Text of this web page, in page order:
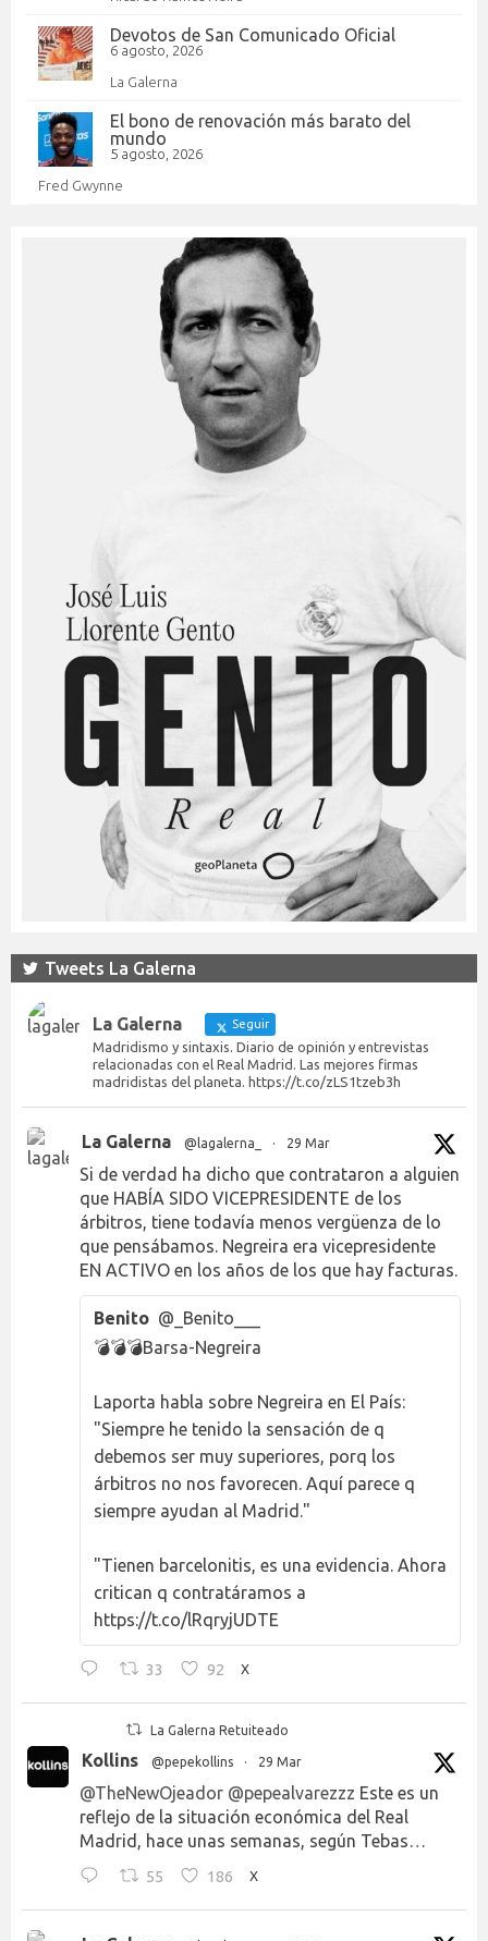
Devotos de San Comunicado Oficial
6 agosto, 2026
La Galerna
El bono de renovación más barato del
mundo
5 agosto, 2026
Fred Gwynne
Tweets La Galerna
La Galerna Seguir
Madridismo y sintaxis. Diario de opinión y entrevistas
relacionadas con el Real Madrid. Las mejores firmas
madridistas del planeta. https://t.co/zLS1tzeb3h
La Galerna @lagalerna_ · 29 Mar
Si de verdad ha dicho que contrataron a alguien
que HABÍA SIDO VICEPRESIDENTE de los
árbitros, tiene todavía menos vergüenza de lo
que pensábamos. Negreira era vicepresidente
EN ACTIVO en los años de los que hay facturas.
Benito @_Benito___
💣💣💣Barsa-Negreira
Laporta habla sobre Negreira en El País:
"Siempre he tenido la sensación de q
debemos ser muy superiores, porq los
árbitros no nos favorecen. Aquí parece q
siempre ayudan al Madrid."
"Tienen barcelonitis, es una evidencia. Ahora
critican q contratáramos a
https://t.co/lRqryjUDTE
33 92 X
La Galerna Retuiteado
Kollins @pepekollins · 29 Mar
@TheNewOjeador @pepealvarezzz Este es un
reflejo de la situación económica del Real
Madrid, hace unas semanas, según Tebas…
55 186 X